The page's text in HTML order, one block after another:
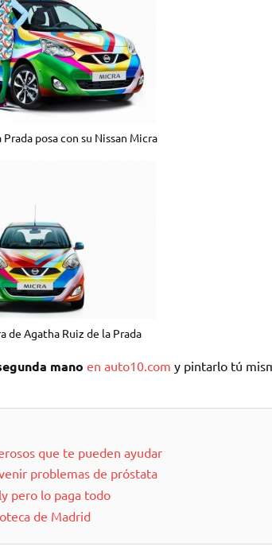
posa con su Nissan Micra
de Agatha Ruiz de la Prada
mano en auto10.com y pintarlo tú
que te pueden ayudar
problemas de próstata
pero lo paga todo
de Madrid